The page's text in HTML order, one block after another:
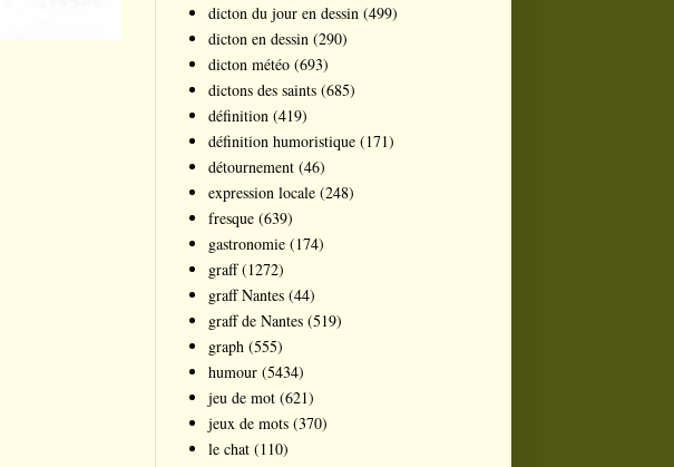
dicton du jour en dessin (499)
dicton en dessin (290)
dicton météo (693)
dictons des saints (685)
définition (419)
définition humoristique (171)
détournement (46)
expression locale (248)
fresque (639)
gastronomie (174)
graff (1272)
graff Nantes (44)
graff de Nantes (519)
graph (555)
humour (5434)
jeu de mot (621)
jeux de mots (370)
le chat (110)